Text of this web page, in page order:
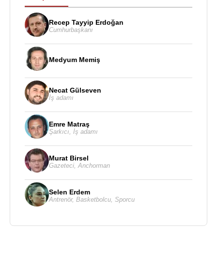
Recep Tayyip Erdoğan
Cumhurbaşkanı
Medyum Memiş
Necat Gülseven
İş adamı
Emre Matraş
Şarkıcı İş adamı
Murat Birsel
Gazeteci Anchorman
Selen Erdem
Antrenör, Basketbolcu Sporcu